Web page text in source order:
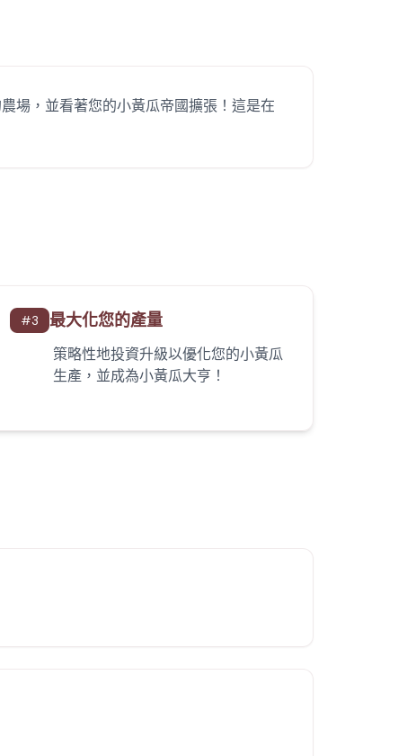
場，並看著您的小黃瓜帝國擴張！這是在
#3 最大化您的產量
策略性地投資升級以優化您的小黃瓜
生產，並成為小黃瓜大亨！